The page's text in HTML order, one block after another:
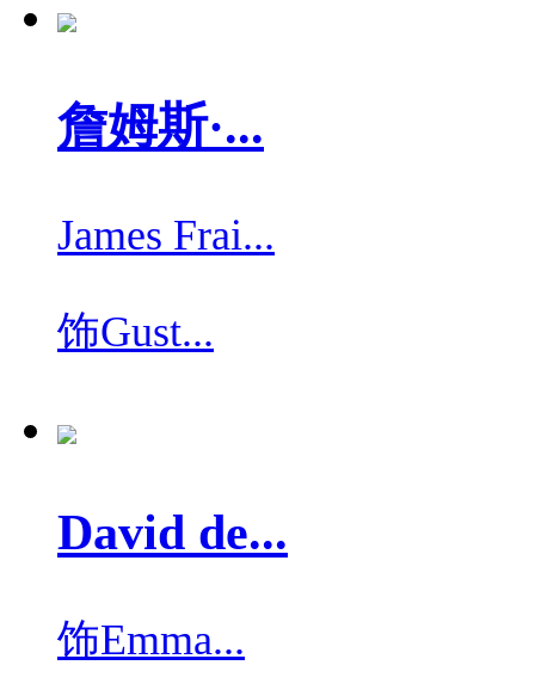
詹姆斯·...
James Frai...
饰Gust...
David de...
饰Emma...